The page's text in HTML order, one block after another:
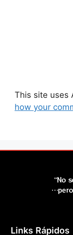
This site uses
how your
“No
…pero
Links Rápidos